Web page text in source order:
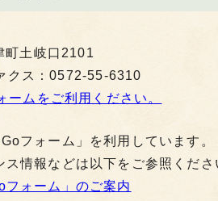
土岐口2101
ス：0572-55-6310
ームをご利用ください。
フォーム」を利用しています。
ス情報などは以下をご参照くださ
ォーム」のご案内